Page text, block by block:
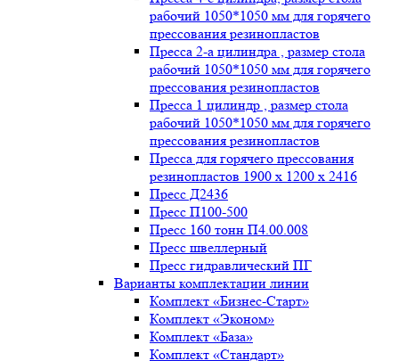
рабочий 1050*1050 мм для горячего
прессования резинопластов
Пресса 2-а цилиндра , размер стола
рабочий 1050*1050 мм для горячего
прессования резинопластов
Пресса 1 цилиндр , размер стола
рабочий 1050*1050 мм для горячего
прессования резинопластов
Пресса для горячего прессования
резинопластов 1900 х 1200 х 2416
Пресс Д2436
Пресс П100-500
Пресс 160 тонн П4.00.008
Пресс швеллерный
Пресс гидравлический ПГ
Варианты комплектации линии
Комплект «Бизнес-Старт»
Комплект «Эконом»
Комплект «База»
Комплект «Стандарт»